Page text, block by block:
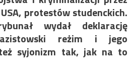
protestów studenckich.
wydał deklarację
reżim i jego
syjonizm tak, jak na to